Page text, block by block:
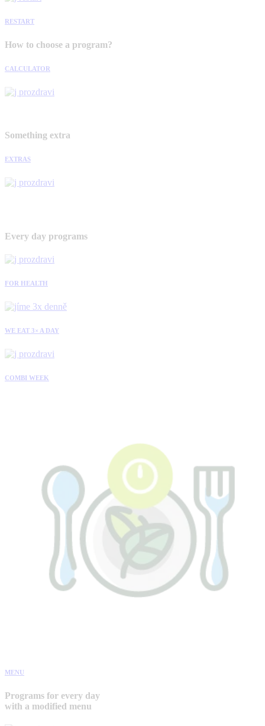
RESTART
How to choose a program?
CALCULATOR
Something extra
EXTRAS
Every day programs
FOR HEALTH
WE EAT 3× A DAY
COMBI WEEK
MENU
Programs for every day
with a modified menu